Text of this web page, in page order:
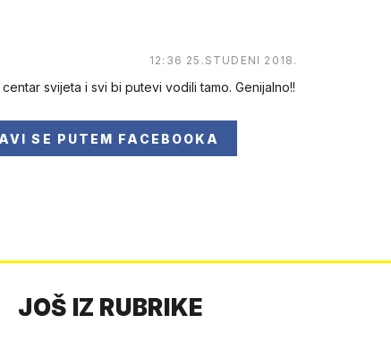
12:36 25.STUDENI 2018.
svijeta i svi bi putevi vodili tamo. Genijalno!!
SE PUTEM FACEBOOKA
JOŠ IZ RUBRIKE